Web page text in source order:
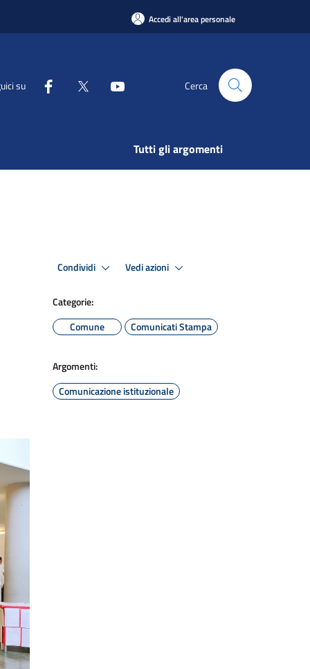
Accedi all'area personale
su Cerca
Tutti gli argomenti
Condividi Vedi azioni
Categorie:
Comune
Comunicati Stampa
Argomenti:
Comunicazione istituzionale